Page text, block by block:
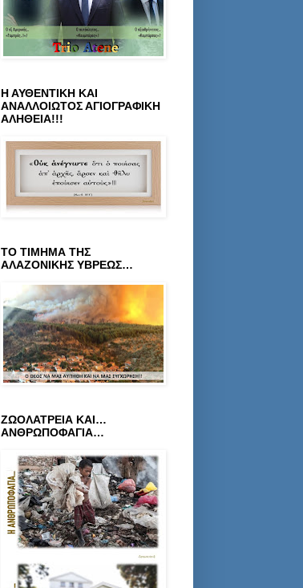
Η ΑΥΘΕΝΤΙΚΗ ΚΑΙ
ΑΝΑΛΛΟΙΩΤΟΣ ΑΓΙΟΓΡΑΦΙΚΗ
ΑΛΗΘΕΙΑ!!!
ΤΟ ΤΙΜΗΜΑ ΤΗΣ
ΑΛΑΖΟΝΙΚΗΣ ΥΒΡΕΩΣ…
ΖΩΟΛΑΤΡΕΙΑ ΚΑΙ…
ΑΝΘΡΩΠΟΦΑΓΙΑ…